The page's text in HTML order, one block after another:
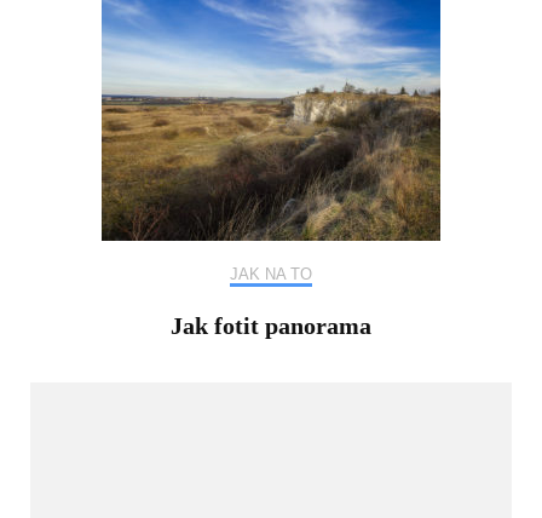
JAK NA TO
Jak fotit panorama